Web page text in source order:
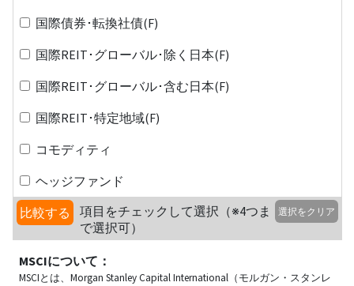
国際債券･転換社債(F)
国際REIT･グローバル･除く日本(F)
国際REIT･グローバル･含む日本(F)
国際REIT･特定地域(F)
コモディティ
ヘッジファンド
比較する
項目をチェックして選択（※4つま
で選択可）
選択をクリア
MSCIについて：
MSCIとは、Morgan Stanley Capital International（モルガン・スタンレ